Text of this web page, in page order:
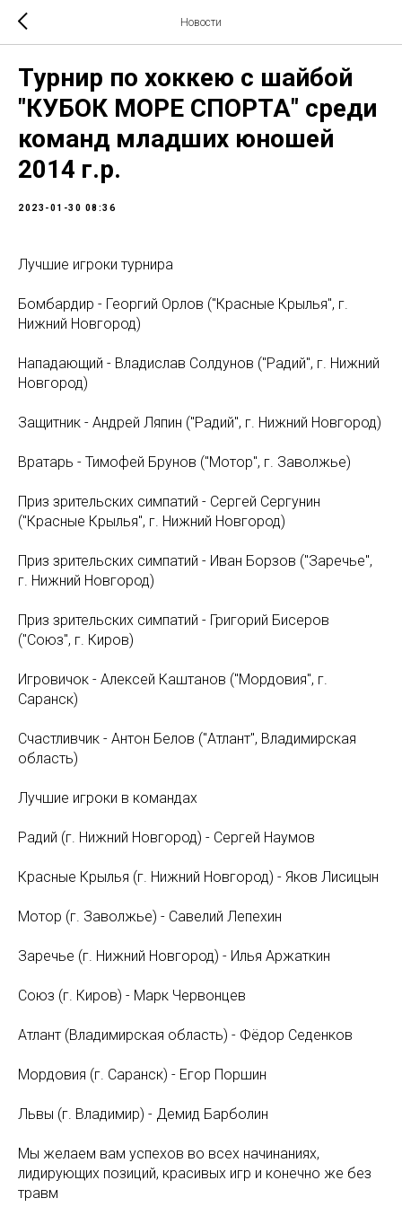
Новости
Турнир по хоккею с шайбой
"КУБОК МОРЕ СПОРТА" среди
команд младших юношей
2014 г.р.
2023-01-30 08:36
Лучшие игроки турнира
Бомбардир - Георгий Орлов ("Красные Крылья", г.
Нижний Новгород)
Нападающий - Владислав Солдунов ("Радий", г. Нижний
Новгород)
Защитник - Андрей Ляпин ("Радий", г. Нижний Новгород)
Вратарь - Тимофей Брунов ("Мотор", г. Заволжье)
Приз зрительских симпатий - Сергей Сергунин
("Красные Крылья", г. Нижний Новгород)
Приз зрительских симпатий - Иван Борзов ("Заречье",
г. Нижний Новгород)
Приз зрительских симпатий - Григорий Бисеров
("Союз", г. Киров)
Игровичок - Алексей Каштанов ("Мордовия", г.
Саранск)
Счастливчик - Антон Белов ("Атлант", Владимирская
область)
Лучшие игроки в командах
Радий (г. Нижний Новгород) - Сергей Наумов
Красные Крылья (г. Нижний Новгород) - Яков Лисицын
Мотор (г. Заволжье) - Савелий Лепехин
Заречье (г. Нижний Новгород) - Илья Аржаткин
Союз (г. Киров) - Марк Червонцев
Атлант (Владимирская область) - Фёдор Седенков
Мордовия (г. Саранск) - Егор Поршин
Львы (г. Владимир) - Демид Барболин
Мы желаем вам успехов во всех начинаниях,
лидирующих позиций, красивых игр и конечно же без
травм